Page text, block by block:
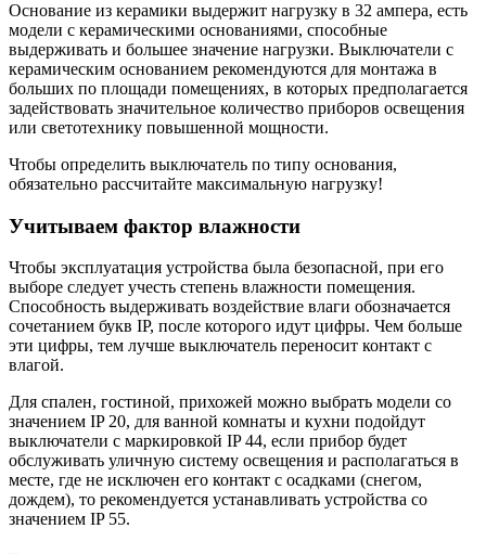
Основание из керамики выдержит нагрузку в 32 ампера, есть
модели с керамическими основаниями, способные
выдерживать и большее значение нагрузки. Выключатели с
керамическим основанием рекомендуются для монтажа в
больших по площади помещениях, в которых предполагается
задействовать значительное количество приборов освещения
или светотехнику повышенной мощности.
Чтобы определить выключатель по типу основания,
обязательно рассчитайте максимальную нагрузку!
Учитываем фактор влажности
Чтобы эксплуатация устройства была безопасной, при его
выборе следует учесть степень влажности помещения.
Способность выдерживать воздействие влаги обозначается
сочетанием букв IP, после которого идут цифры. Чем больше
эти цифры, тем лучше выключатель переносит контакт с
влагой.
Для спален, гостиной, прихожей можно выбрать модели со
значением IP 20, для ванной комнаты и кухни подойдут
выключатели с маркировкой IP 44, если прибор будет
обслуживать уличную систему освещения и располагаться в
месте, где не исключен его контакт с осадками (снегом,
дождем), то рекомендуется устанавливать устройства со
значением IP 55.